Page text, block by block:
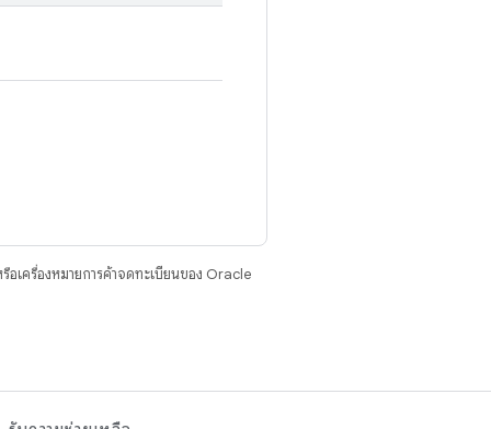
อเครื่องหมายการค้าจดทะเบียนของ Oracle